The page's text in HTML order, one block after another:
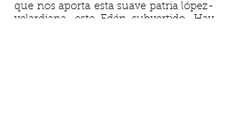
que nos aporta esta suave patria lópez-
velardiana, este Edén subvertido. Hay